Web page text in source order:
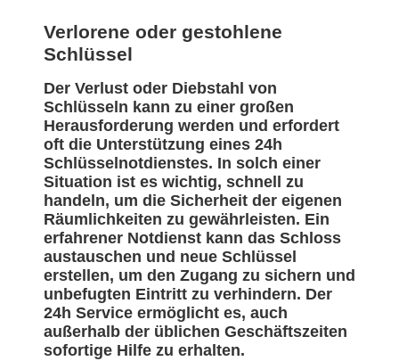
Verlorene oder gestohlene
Schlüssel
Der Verlust oder Diebstahl von
Schlüsseln kann zu einer großen
Herausforderung werden und erfordert
oft die Unterstützung eines 24h
Schlüsselnotdienstes. In solch einer
Situation ist es wichtig, schnell zu
handeln, um die Sicherheit der eigenen
Räumlichkeiten zu gewährleisten. Ein
erfahrener Notdienst kann das Schloss
austauschen und neue Schlüssel
erstellen, um den Zugang zu sichern und
unbefugten Eintritt zu verhindern. Der
24h Service ermöglicht es, auch
außerhalb der üblichen Geschäftszeiten
sofortige Hilfe zu erhalten.